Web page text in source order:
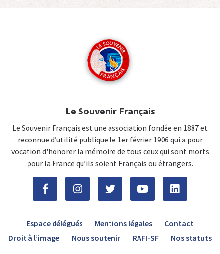
Le Souvenir Français
Le Souvenir Français est une association fondée en 1887 et
reconnue d’utilité publique le 1er février 1906 qui a pour
vocation d'honorer la mémoire de tous ceux qui sont morts
pour la France qu’ils soient Français ou étrangers.
Espace délégués Mentions légales
Contact
Droit à l’image
Nous soutenir RAFI-SF Nos statuts